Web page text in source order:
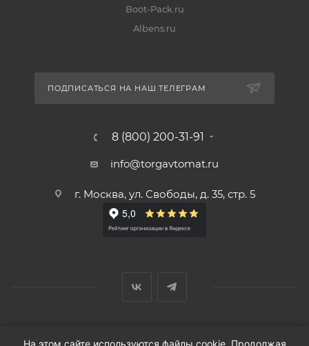
Boot-Pack.ru
Albens.ru
ПОДПИСАТЬСЯ НА НАШ ТЕЛЕГРАМ
8 (800) 200-31-91
info@torgavtomat.ru
г. Москва, ул. Свободы, д. 35, стр. 5
© ООО «Вендорс», 1999-2026 г.
На этом сайте используются файлы cookie. Продолжая